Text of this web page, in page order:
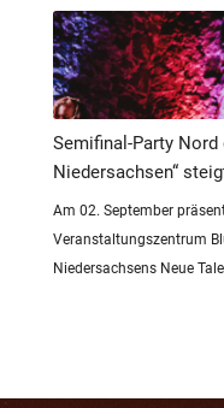
Semifinal-Party Nord
Niedersachsen“
Am 02. September
Veranstaltungszentrum
Niedersachsens Neue